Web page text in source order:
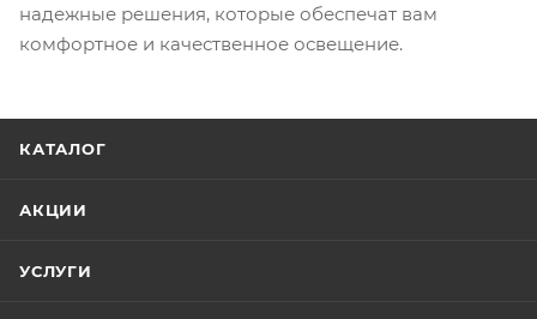
надежные решения, которые обеспечат вам
комфортное и качественное освещение.
КАТАЛОГ
АКЦИИ
УСЛУГИ